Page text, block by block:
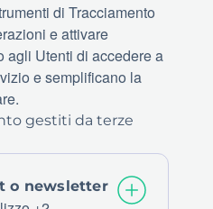
di Tracciamento
e attivare
agli Utenti di accedere a
e semplificano la
gestiti da terze
o newsletter